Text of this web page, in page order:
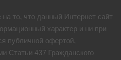
то, что данный Интернет сайт
характер и ни при
публичной офертой,
Статьи 437 Гражданского